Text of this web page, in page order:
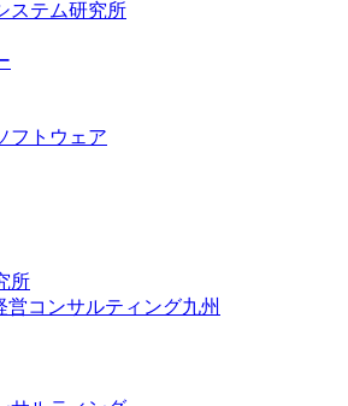
ステム研究所
フトウェア
所
営コンサルティング九州